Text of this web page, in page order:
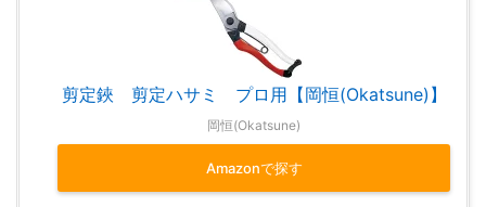
剪定鋏 剪定ハサミ プロ用【岡恒(Okatsune)】
岡恒(Okatsune)
Amazonで探す